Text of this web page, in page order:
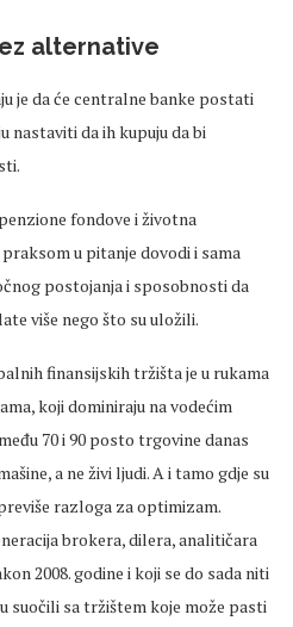
alternative
je da će centralne banke postati
nastaviti da ih kupuju da bi
fondove i životna
u pitanje dovodi i sama
postojanja i sposobnosti da
više nego što su uložili.
finansijskih tržišta je u rukama
koji dominiraju na vodećim
70 i 90 posto trgovine danas
a ne živi ljudi. A i tamo gdje su
razloga za optimizam.
brokera, dilera, analitičara
2008. godine i koji se do sada niti
suočili sa tržištem koje može pasti